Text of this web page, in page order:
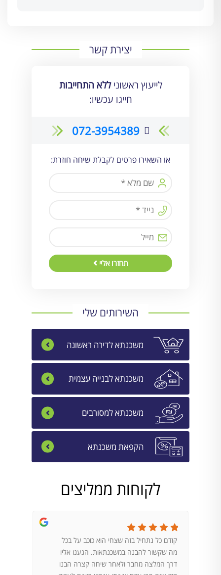
יצירת קשר
לייעוץ ראשוניללא התחייבות
חייגו עכשיו:
072-3954389
או השאירו פרטים לקבלת שיחה חוזרת:
תחזרו אליי
השירותים שלי
משכנתא לדירה ראשונה
משכנתא לבנייה עצמית
משכנתא למסורבים
הקפאת משכנתא
לקוחות ממליצים
קודם כל נתחיל בזה שצחי הוא כוכב על בכל
מה שקשור להבנה במשכנתאות. הגענו אליו
דרך המלצה מחבר ולאחר שיחה קצרה הבנו